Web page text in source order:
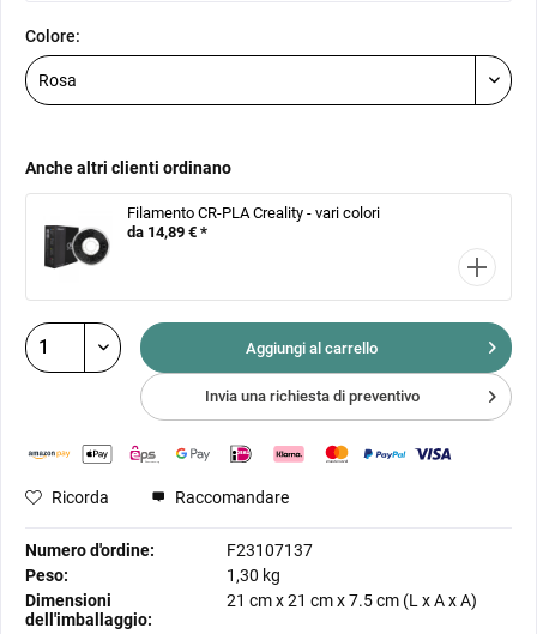
Colore:
Anche altri clienti ordinano
Filamento CR-PLA Creality - vari colori
da 14,89 € *
Aggiungi al carrello
Invia una richiesta di preventivo
Ricorda Raccomandare
Numero d'ordine:
F23107137
Peso:
1,30 kg
Dimensioni
dell'imballaggio:
21 cmx21 cmx7.5 cm (L x A x A)